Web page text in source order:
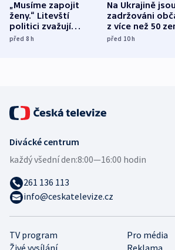
„Musíme zapojit
ženy.“ Litevští
politici zvažují
dohodu o
před 8h
Na Ukrajině jsou
zadržováni
z více než 50
Bojovali na
před 10h
TV program
Pro média
Živé vysílání
Reklama
Divácké centrum
každý všední den:8:00—16:00 hodin
261 136 113
info@ceskatelevize.cz